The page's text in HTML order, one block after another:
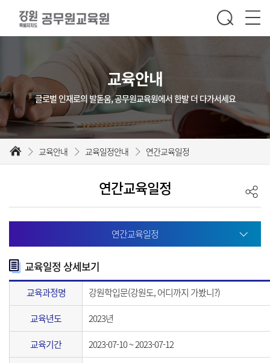
교육안내
글로벌 인재로의 발돋움, 공무원교육원에서 한발 더 다가서세요
교육안내 교육일정안내 연간교육일정
연간교육일정
연간교육일정
교육일정 상세보기
교육과정명
강원학입문(강원도, 어디까지 가봤니?)
교육년도
2023년
교육기간
2023-07-10 ~ 2023-07-12